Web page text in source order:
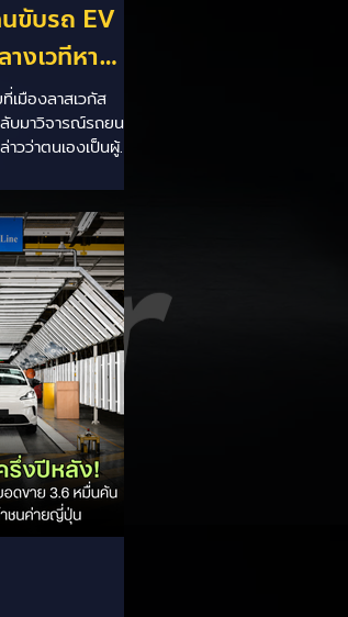
ขับรถ EV
งเวทีหา
เมืองลาสเวกัส
มาวิจารณ์รถยนต์
วว่าตนเองเป็นผู้
มือน "เป็นโรค"
แบตเตอรี่ตั้งแต่ยัง
ละคอยมองหาสถา
ซึ่งสื่อมองว่า
การ Range
วลเรื่องระยะทาง
ยังระบุว่า
มีสัดส่วนเพียง
ดขายรถใหม่ใน
นี้เป็นเหตุผล